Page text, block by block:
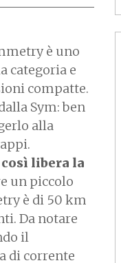
è uno
categoria e
compatte.
Sym: ben
alla
libera la
un piccolo
è di 50 km
Da notare
il
di corrente